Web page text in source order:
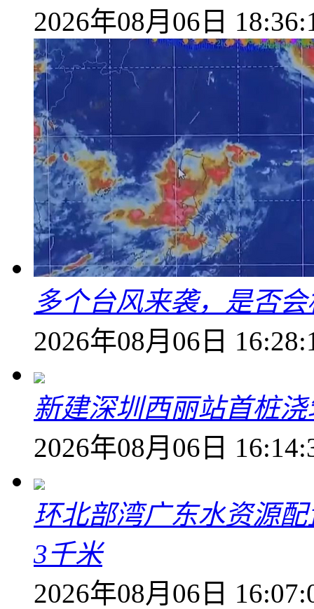
2026年08月06日
多个台风来袭，是否
2026年08月06日
新建深圳西丽站首桩
2026年08月06日
环北部湾广东水资源
3千米
2026年08月06日